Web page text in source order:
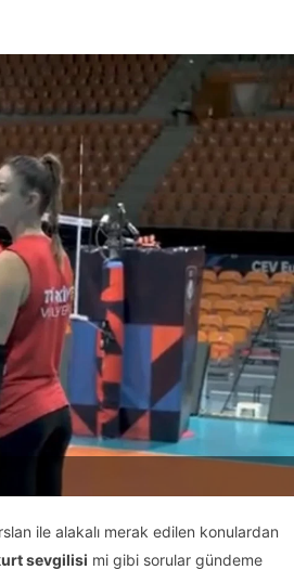
ile alakalı merak edilen konulardan
sevgilisi mi gibi sorular gündeme